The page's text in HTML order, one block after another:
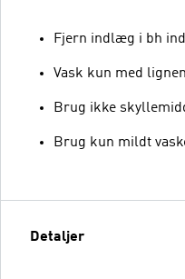
Fjern indlæg i bh
Vask kun med
Brug ikke
Brug kun mildt
Detaljer